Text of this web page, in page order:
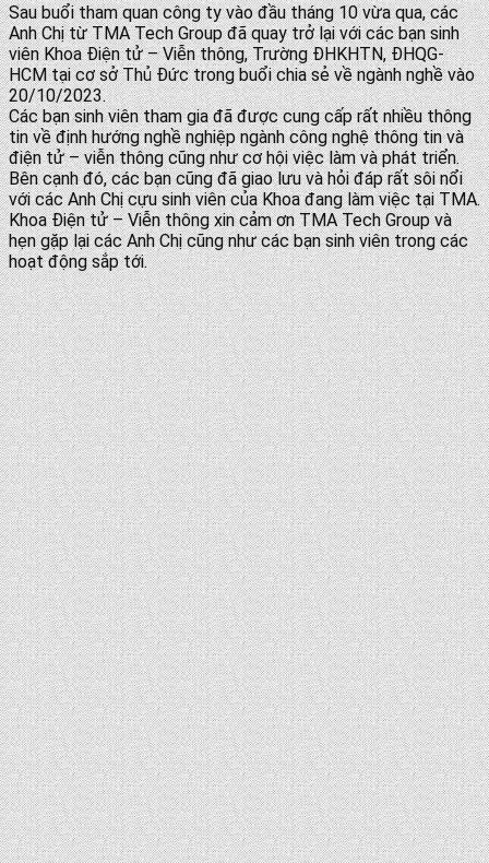
Sau buổi tham quan công ty vào đầu tháng 10 vừa qua, các
Anh Chị từ TMA Tech Group đã quay trở lại với các bạn sinh
viên Khoa Điện tử – Viễn thông, Trường ĐHKHTN, ĐHQG-
HCM tại cơ sở Thủ Đức trong buổi chia sẻ về ngành nghề vào
20/10/2023.
Các bạn sinh viên tham gia đã được cung cấp rất nhiều thông
tin về định hướng nghề nghiệp ngành công nghệ thông tin và
điện tử – viễn thông cũng như cơ hội việc làm và phát triển.
Bên cạnh đó, các bạn cũng đã giao lưu và hỏi đáp rất sôi nổi
với các Anh Chị cựu sinh viên của Khoa đang làm việc tại TMA.
Khoa Điện tử – Viễn thông xin cảm ơn TMA Tech Group và
hẹn gặp lại các Anh Chị cũng như các bạn sinh viên trong các
hoạt động sắp tới.